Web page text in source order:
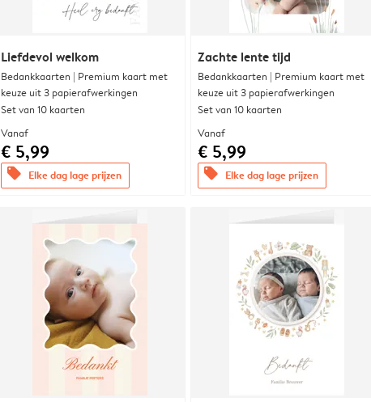
Liefdevol welkom
Bedankkaarten | Premium kaart met
keuze uit 3 papierafwerkingen
Set van 10 kaarten
Vanaf
€ 5,99
offers Elke dag lage prijzen
Zachte lente tijd
Bedankkaarten | Premium kaart met
keuze uit 3 papierafwerkingen
Set van 10 kaarten
Vanaf
€ 5,99
offers Elke dag lage prijzen